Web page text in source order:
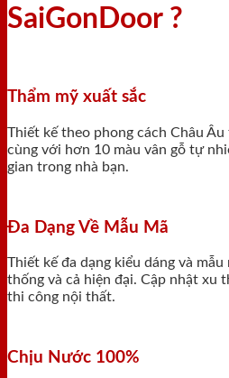
SaiGonDoor ?
Thẩm mỹ xuất sắc
Thiết kế theo phong cách Châu
cùng với hơn 10 màu vân gỗ tự
gian trong nhà bạn.
Đa Dạng Về Mẫu Mã
Thiết kế đa dạng kiểu dáng và
thống và cả hiện đại. Cập nhật xu
thi công nội thất.
Chịu Nước 100%